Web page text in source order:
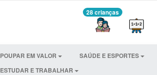
28 crianças
POUPAR EM VALOR SAÚDE E ESPORTES
ESTUDAR E TRABALHAR